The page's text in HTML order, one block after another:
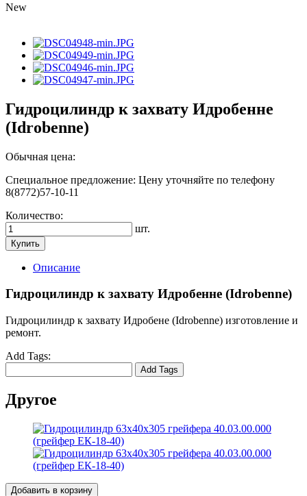
New
Гидроцилиндр к захвату Идробенне
(Idrobenne)
Обычная цена:
Специальное предложение: Цену уточняйте по телефону
8(8772)57-10-11
Количество:
шт.
Купить
Описание
Гидроцилиндр к захвату Идробенне (Idrobenne)
Гидроцилиндр к захвату Идробене (Idrobenne) изготовление и
ремонт.
Add Tags:
Add Tags
Другое
Добавить в корзину